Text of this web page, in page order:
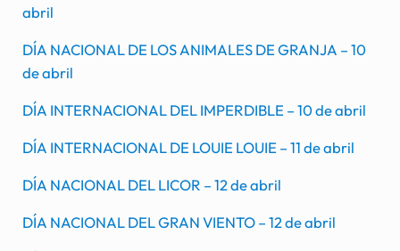
abril
DÍA NACIONAL DE LOS ANIMALES DE GRANJA – 10
de abril
DÍA INTERNACIONAL DEL IMPERDIBLE – 10 de abril
DÍA INTERNACIONAL DE LOUIE LOUIE – 11 de abril
DÍA NACIONAL DEL LICOR – 12 de abril
DÍA NACIONAL DEL GRAN VIENTO – 12 de abril